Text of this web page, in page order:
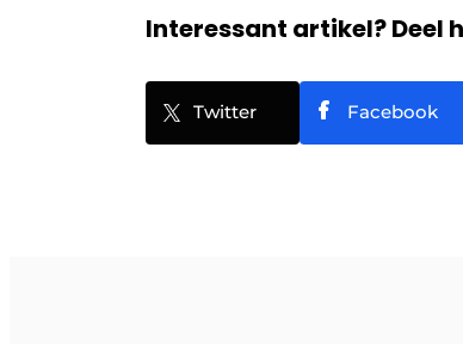
Interessant artikel? Deel
Twitter Facebook